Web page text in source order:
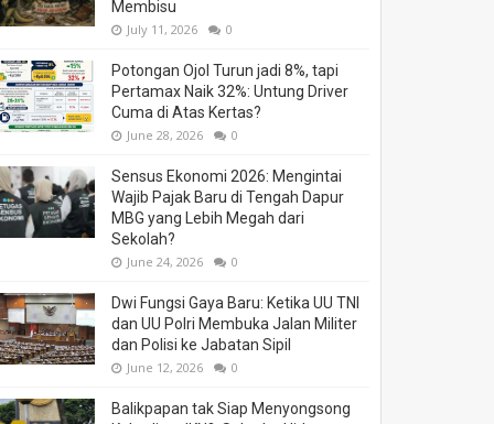
Membisu
July 11, 2026 0
Potongan Ojol Turun jadi 8%, tapi
Pertamax Naik 32%: Untung Driver
Cuma di Atas Kertas?
June 28, 2026 0
Sensus Ekonomi 2026: Mengintai
Wajib Pajak Baru di Tengah Dapur
MBG yang Lebih Megah dari
Sekolah?
June 24, 2026 0
Dwi Fungsi Gaya Baru: Ketika UU TNI
dan UU Polri Membuka Jalan Militer
dan Polisi ke Jabatan Sipil
June 12, 2026 0
Balikpapan tak Siap Menyongsong